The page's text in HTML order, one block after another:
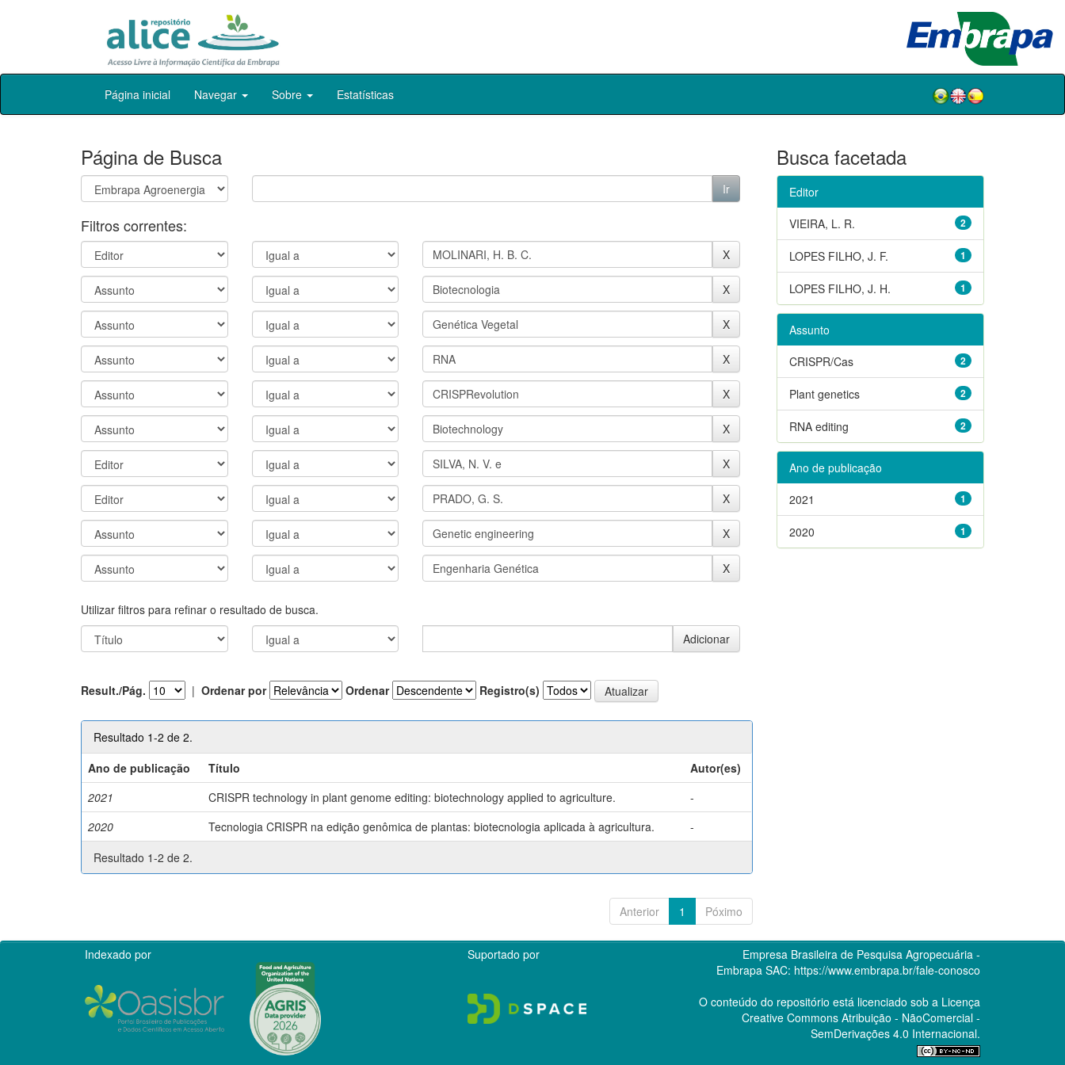
Skip
Página inicial Navegar Sobre Estatísticas
Página de Busca
Filtros correntes:
Utilizar filtros para refinar o resultado de busca.
Result./Pág. | Ordenar por Ordenar Registro(s)
Resultado 1-2 de 2.
Ano de publicação
Título
Autor(es)
2021
CRISPR technology in plant genome editing: biotechnology applied to agriculture.
-
2020
Tecnologia CRISPR na edição genômica de plantas: biotecnologia aplicada à agricultura.
-
Resultado 1-2 de 2.
Anterior 1 Póximo
Busca facetada
Editor
2
VIEIRA, L. R.
1
LOPES FILHO, J. F.
1
LOPES FILHO, J. H.
Assunto
2
CRISPR/Cas
2
Plant genetics
2
RNA editing
Ano de publicação
1
2021
1
2020
Indexado por Suportado por
Empresa Brasileira de Pesquisa Agropecuária -
Embrapa SAC: https://www.embrapa.br/fale-conosco
O conteúdo do repositório está licenciado sob a Licença
Creative CommonsAtribuição - NãoComercial -
SemDerivações 4.0 Internacional.